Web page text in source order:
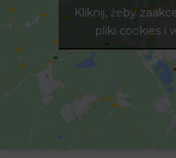
Kliknij, żeby
pliki cookies i